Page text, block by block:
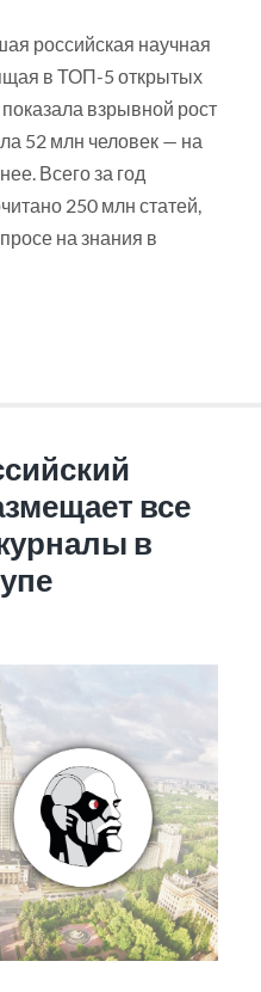
российская научная
в ТОП-5 открытых
взрывной рост
52 млн человек — на
Всего за год
250 млн статей,
на знания в
все
в